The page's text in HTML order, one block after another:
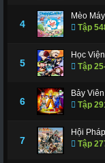
4
Mèo
Tập
5
Học
Tập
6
Bảy
Tập
7
Hội
Tập